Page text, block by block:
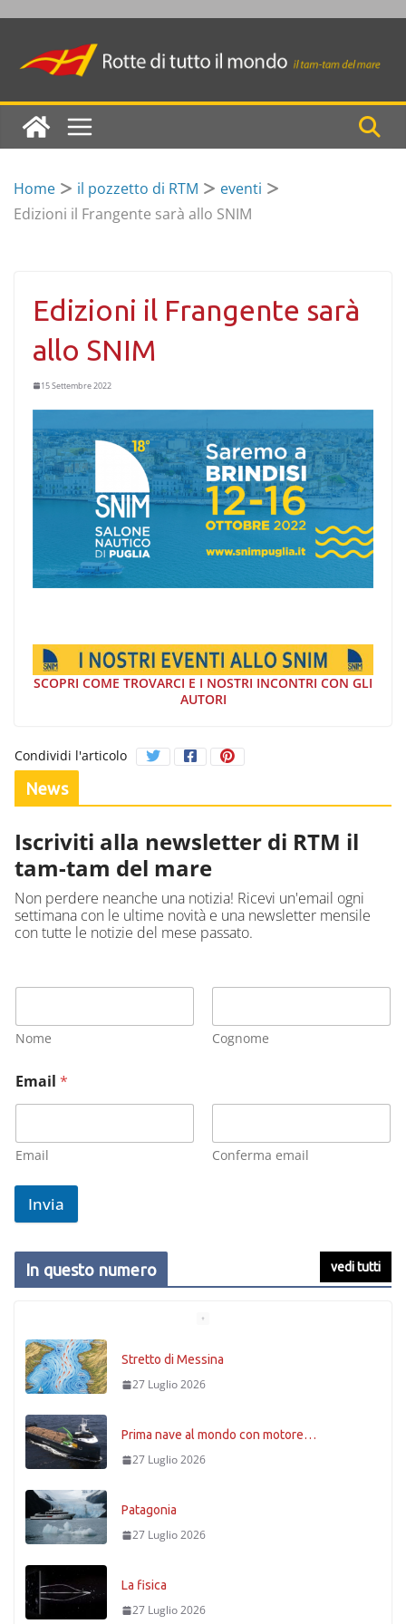
to
Home il pozzetto di RTM
eventi
Edizioni il Frangente sarà allo SNIM
Edizioni il Frangente sarà
allo SNIM
15 Settembre 2022
SCOPRI COME TROVARCI E I NOSTRI INCONTRI CON GLI
AUTORI
Condividi l'articolo
News
Iscriviti alla newsletter di RTM il
tam-tam del mare
Non perdere neanche una notizia! Ricevi un'email ogni
settimana con le ultime novità e una newsletter mensile
con tutte le notizie del mese passato.
Nome Cognome
Email *
Email Conferma email
Invia
In questo numero vedi tutti
Stretto di Messina
27 Luglio 2026
Prima nave al mondo con motore…
27 Luglio 2026
Patagonia
27 Luglio 2026
La fisica
27 Luglio 2026